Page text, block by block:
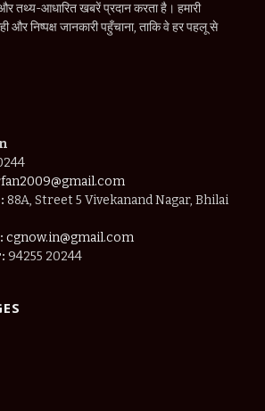
तथ्य-आधारित खबरें प्रदान करता है। हमारी
और निष्पक्ष जानकारी पहुँचाना, ताकि वे हर पहलू से
88A, Street 5 Vivekanand Nagar, Bhilai
cgnow.in@gmail.com
94255 20244